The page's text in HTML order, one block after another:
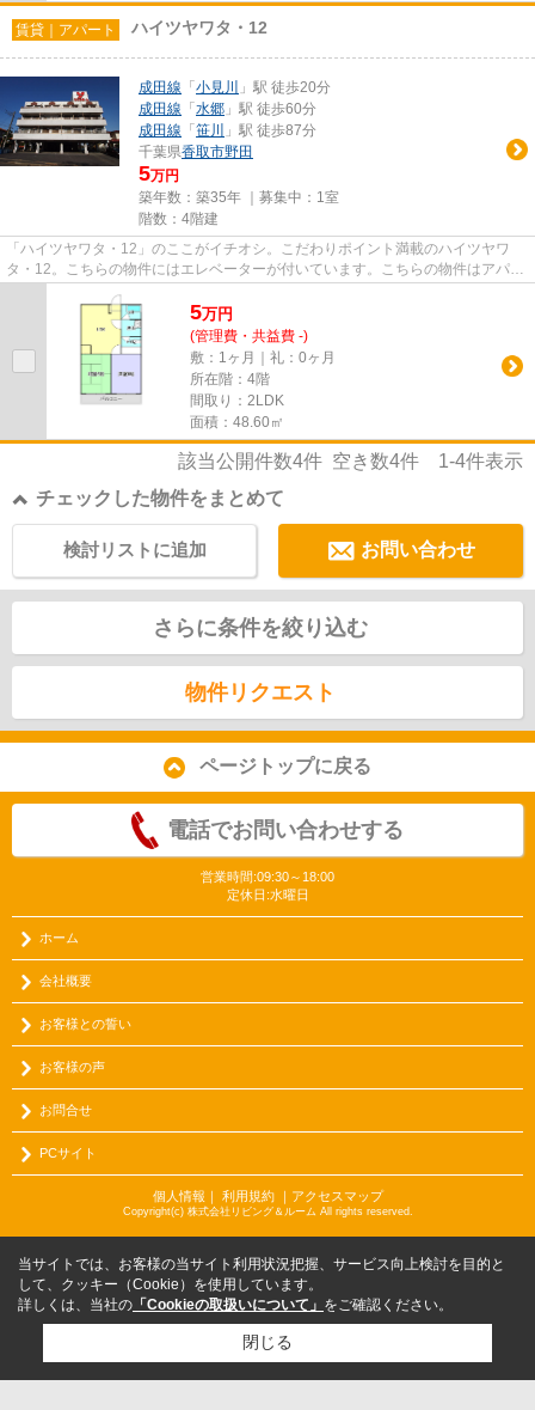
賃貸｜アパート ハイツヤワタ・12
成田線 「 小見川
」駅 徒歩20分
成田線 「 水郷 」駅 徒歩60分
成田線 「 笹川
」駅 徒歩87分
千葉県香取市野田
5万円
築年数：築35年 ｜募集中： 1室
階数：4階建
「ハイツヤワタ・12」のここがイチオシ。こだわりポイント満載のハイツヤワ
タ・12。こちらの物件にはエレベーターが付いています。こちらの物件はアパー
5万円
(管理費・共益費 -)
敷：1ヶ月｜礼：0ヶ月
所在階：4階
間取り：2LDK
面積：48.60㎡
該当公開件数4件 空き数4件 1-4件表示
チェックした物件をまとめて
お問い合わせ
検討リストに追加
さらに条件を絞り込む
物件リクエスト
ページトップに戻る
電話でお問い合わせする
営業時間:09:30～18:00
定休日:水曜日
ホーム
会社概要
お客様との誓い
お客様の声
お問合せ
PCサイト
個人情報 利用規約｜ アクセスマップ
Copyright(c) 株式会社リビング＆ルーム All rights reserved.
当サイトでは、お客様の当サイト利用状況把握、サービス向上検討を目的と
して、クッキー（Cookie）を使用しています。
詳しくは、当社の 「Cookieの取扱いについて」 をご確認ください。
閉じる